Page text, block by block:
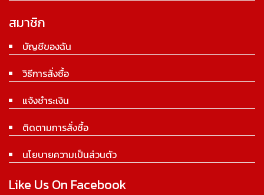
สมาชิก
บัญชีของฉัน
วิธีการสั่งซื้อ
แจ้งชำระเงิน
ติดตามการสั่งซื้อ
นโยบายความเป็นส่วนตัว
Like Us On Facebook